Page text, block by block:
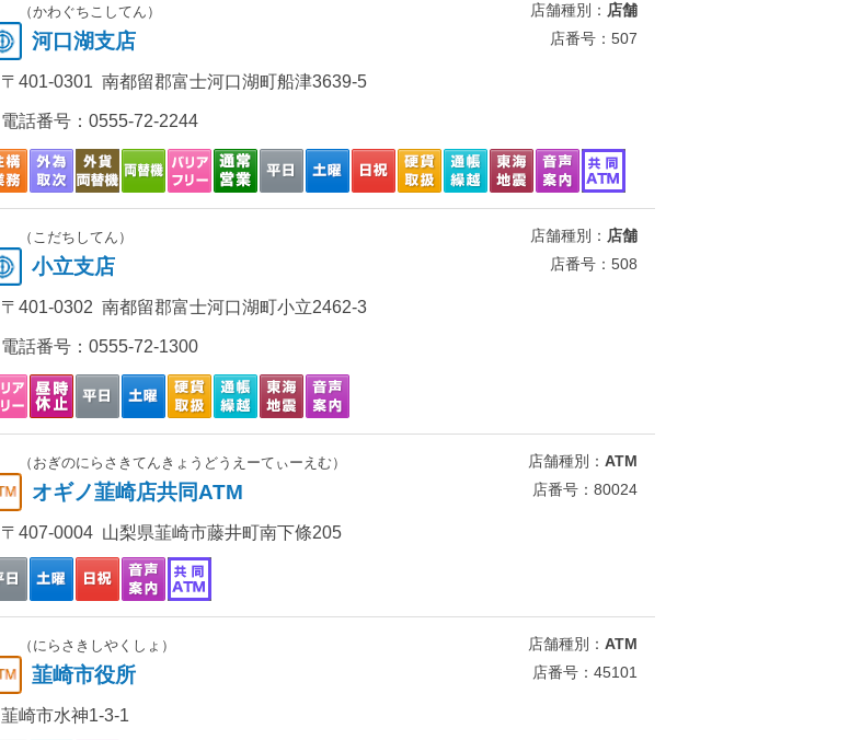
（かわぐちこしてん）
河口湖支店
店舗種別： 店舗
店番号：507
〒401-0301 南都留郡富士河口湖町船津3639-5
電話番号： 0555-72-2244
（こだちしてん）
小立支店
店舗種別： 店舗
店番号：508
〒401-0302 南都留郡富士河口湖町小立2462-3
電話番号： 0555-72-1300
（おぎのにらさきてんきょうどうえーてぃーえむ）
オギノ韮崎店共同ATM
店舗種別： ATM
店番号：80024
〒407-0004 山梨県韮崎市藤井町南下條205
（にらさきしやくしょ）
韮崎市役所
店舗種別： ATM
店番号：45101
韮崎市水神1-3-1